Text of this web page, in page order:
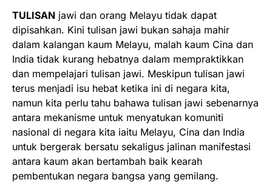
TULISAN jawi dan orang Melayu tidak dapat
dipisahkan. Kini tulisan jawi bukan sahaja mahir
dalam kalangan kaum Melayu, malah kaum Cina dan
India tidak kurang hebatnya dalam mempraktikkan
dan mempelajari tulisan jawi. Meskipun tulisan jawi
terus menjadi isu hebat ketika ini di negara kita,
namun kita perlu tahu bahawa tulisan jawi sebenarnya
antara mekanisme untuk menyatukan komuniti
nasional di negara kita iaitu Melayu, Cina dan India
untuk bergerak bersatu sekaligus jalinan manifestasi
antara kaum akan bertambah baik kearah
pembentukan negara bangsa yang gemilang.